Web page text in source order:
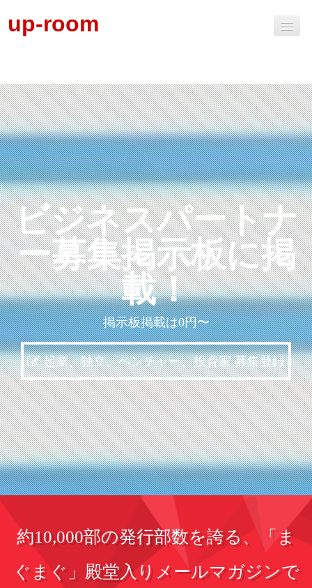
up-room
ビジネスパートナー募集掲示板掲載申込
掲示板掲載料金
その他
ビジネスパートナ
ー募集掲示板に掲
載！
掲示板掲載は0円〜
起業、独立、ベンチャー、投資家 募集登録
約10,000部の発行部数を誇る、「ま
ぐまぐ」殿堂入りメールマガジンで